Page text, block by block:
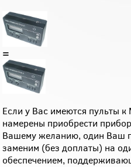
=
Если у Вас имеются пульты
намерены приобрести
Вашему желанию, один Ваш
заменим (без доплаты) на
обеспечением,